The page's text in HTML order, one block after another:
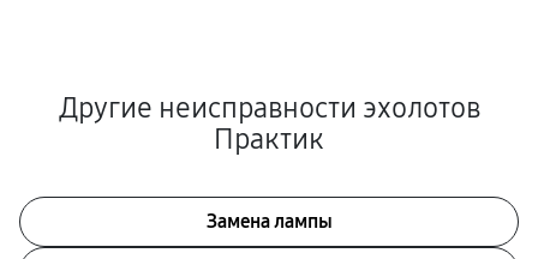
Другие неисправности эхолотов
Практик
Замена лампы